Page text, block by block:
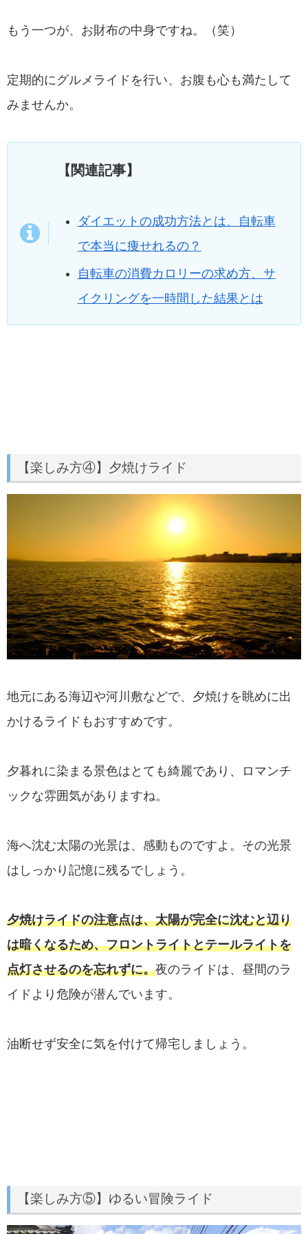
もう一つが、お財布の中身ですね。（笑）
定期的にグルメライドを行い、お腹も心も満たして
みませんか。
【関連記事】
ダイエットの成功方法とは、自転車
で本当に痩せれるの？
自転車の消費カロリーの求め方、サ
イクリングを一時間した結果とは
【楽しみ方④】夕焼けライド
地元にある海辺や河川敷などで、夕焼けを眺めに出
かけるライドもおすすめです。
夕暮れに染まる景色はとても綺麗であり、ロマンチ
ックな雰囲気がありますね。
海へ沈む太陽の光景は、感動ものですよ。その光景
はしっかり記憶に残るでしょう。
夕焼けライドの注意点は、太陽が完全に沈むと辺り
は暗くなるため、フロントライトとテールライトを
点灯させるのを忘れずに。夜のライドは、昼間のラ
イドより危険が潜んでいます。
油断せず安全に気を付けて帰宅しましょう。
【楽しみ方⑤】ゆるい冒険ライド